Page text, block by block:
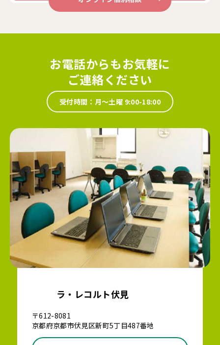
お電話からもお気軽に
ご連絡ください
受付時間：月～土曜 9:00-18:00
ラ・レコルト伏見
〒612-8081
京都府京都市伏見区新町5丁目487番地